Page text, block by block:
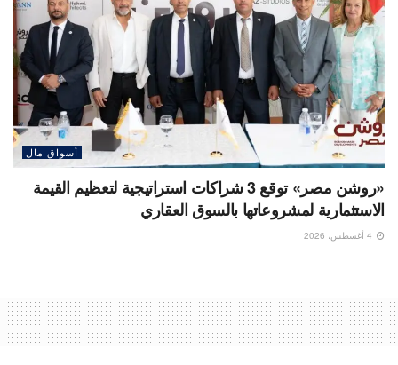
أسواق مال
«روشن مصر» توقع 3 شراكات استراتيجية لتعظيم القيمة
الاستثمارية لمشروعاتها بالسوق العقاري